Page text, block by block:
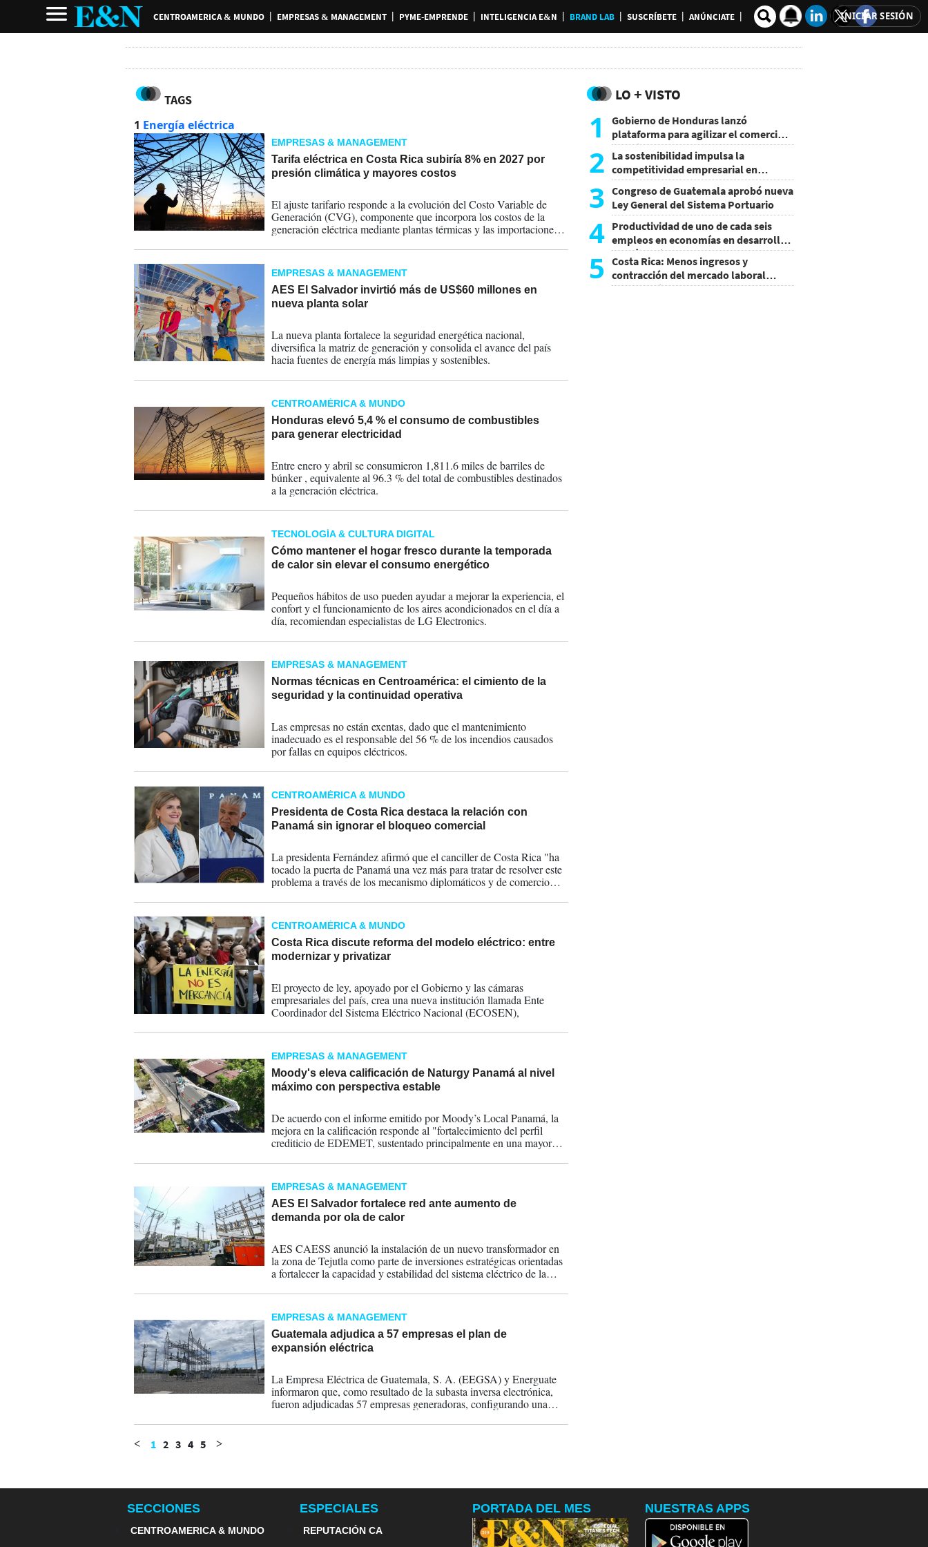
CENTROAMERICA & MUNDO EMPRESAS & MANAGEMENT PYME-EMPRENDE INTELIGENCIA E&N BRAND LAB SUSCRÍBETE ANÚNCIATE INICIAR SESIÓN
TAGS
1 Energía eléctrica
EMPRESAS & MANAGEMENT
Tarifa eléctrica en Costa Rica subiría 8% en 2027 por
presión climática y mayores costos
El ajuste tarifario responde a la evolución del Costo Variable de
Generación (CVG), componente que incorpora los costos de la
generación eléctrica mediante plantas térmicas y las importaciones
condiciones climáticas que afectan la disponibilidad de recursos
hídricos.
EMPRESAS & MANAGEMENT
AES El Salvador invirtió más de US$60 millones en
nueva planta solar
La nueva planta fortalece la seguridad energética nacional,
diversifica la matriz de generación y consolida el avance del país
hacia fuentes de energía más limpias y sostenibles.
CENTROAMÉRICA & MUNDO
Honduras elevó 5,4 % el consumo de combustibles
para generar electricidad
Entre enero y abril se consumieron 1,811.6 miles de barriles de
búnker , equivalente al 96.3 % del total de combustibles destinados
a la generación eléctrica.
TECNOLOGÍA & CULTURA DIGITAL
Cómo mantener el hogar fresco durante la temporada
de calor sin elevar el consumo energético
Pequeños hábitos de uso pueden ayudar a mejorar la experiencia, el
confort y el funcionamiento de los aires acondicionados en el día a
día, recomiendan especialistas de LG Electronics.
EMPRESAS & MANAGEMENT
Normas técnicas en Centroamérica: el cimiento de la
seguridad y la continuidad operativa
Las empresas no están exentas, dado que el mantenimiento
inadecuado es el responsable del 56 % de los incendios causados
por fallas en equipos eléctricos.
CENTROAMÉRICA & MUNDO
Presidenta de Costa Rica destaca la relación con
Panamá sin ignorar el bloqueo comercial
La presidenta Fernández afirmó que el canciller de Costa Rica "ha
tocado la puerta de Panamá una vez más para tratar de resolver este
problema a través de los mecanismo diplomáticos y de comercio
a buen puerto".
CENTROAMÉRICA & MUNDO
Costa Rica discute reforma del modelo eléctrico: entre
modernizar y privatizar
El proyecto de ley, apoyado por el Gobierno y las cámaras
empresariales del país, crea una nueva institución llamada Ente
Coordinador del Sistema Eléctrico Nacional (ECOSEN),
EMPRESAS & MANAGEMENT
Moody's eleva calificación de Naturgy Panamá al nivel
máximo con perspectiva estable
De acuerdo con el informe emitido por Moody’s Local Panamá, la
mejora en la calificación responde al "fortalecimiento del perfil
crediticio de EDEMET, sustentado principalmente en una mayor
EMPRESAS & MANAGEMENT
AES El Salvador fortalece red ante aumento de
demanda por ola de calor
AES CAESS anunció la instalación de un nuevo transformador en
la zona de Tejutla como parte de inversiones estratégicas orientadas
a fortalecer la capacidad y estabilidad del sistema eléctrico de la
EMPRESAS & MANAGEMENT
Guatemala adjudica a 57 empresas el plan de
expansión eléctrica
La Empresa Eléctrica de Guatemala, S. A. (EEGSA) y Energuate
informaron que, como resultado de la subasta inversa electrónica,
fueron adjudicadas 57 empresas generadoras, configurando una
seguridad y sostenibilidad del sistema eléctrico nacional.
< 1 2 3 4 5 >
LO + VISTO
1
Gobierno de Honduras lanzó
plataforma para agilizar el comercio
exterior
2 La sostenibilidad impulsa la
competitividad empresarial en
Guatemala
3 Congreso de Guatemala aprobó nueva
Ley General del Sistema Portuario
4 Productividad de uno de cada seis
empleos en economías en desarrollo
podría mejorar por la IA
5
Costa Rica: Menos ingresos y
contracción del mercado laboral
causan baja del consumo
SECCIONES
CENTROAMERICA & MUNDO
ESPECIALES
REPUTACIÓN CA
PORTADA DEL MES NUESTRAS APPS